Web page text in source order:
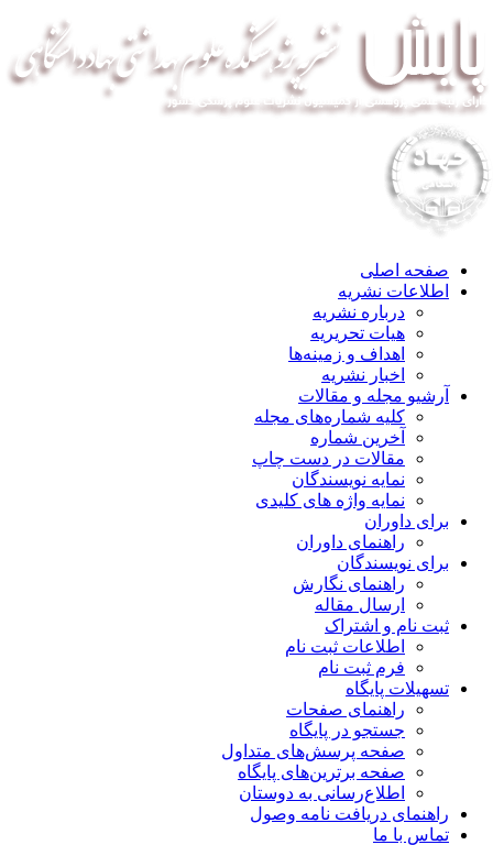
صفحه اصلی
اطلاعات نشریه
درباره نشریه
هیات تحریریه
اهداف و زمینه‌ها
اخبار نشریه
آرشیو مجله و مقالات
کلیه شماره‌های مجله
آخرین شماره
مقالات در دست چاپ
نمایه نویسندگان
نمایه واژه های کلیدی
برای داوران
راهنمای داوران
برای نویسندگان
راهنمای نگارش
ارسال مقاله
ثبت نام و اشتراک
اطلاعات ثبت نام
فرم ثبت نام
تسهیلات پایگاه
راهنمای صفحات
جستجو در پایگاه
صفحه پرسش‌های متداول
صفحه برترین‌های پایگاه
اطلاع‌رسانی به دوستان
راهنمای دریافت نامه وصول
تماس با ما